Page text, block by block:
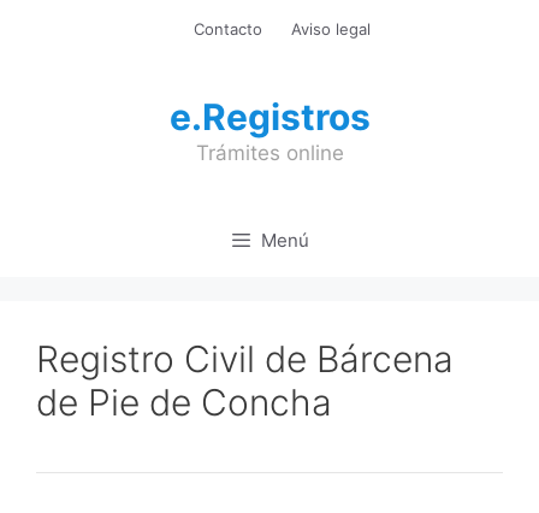
Contacto Aviso legal
e.Registros
Trámites online
Menú
Registro Civil de Bárcena
de Pie de Concha